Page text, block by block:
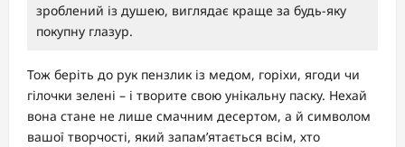
зроблений із душею, виглядає краще за будь-яку
покупну глазур.
Тож беріть до рук пензлик із медом, горіхи, ягоди чи
гілочки зелені – і творите свою унікальну паску. Нехай
вона стане не лише смачним десертом, а й символом
вашої творчості, який запам’ятається всім, хто